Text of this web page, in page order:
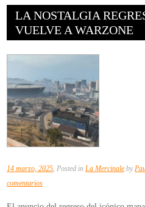
LA NOSTALGIA
VUELVE A WARZONE
14 marzo, 2025 , Posted in La Mercinale by
comentariosen